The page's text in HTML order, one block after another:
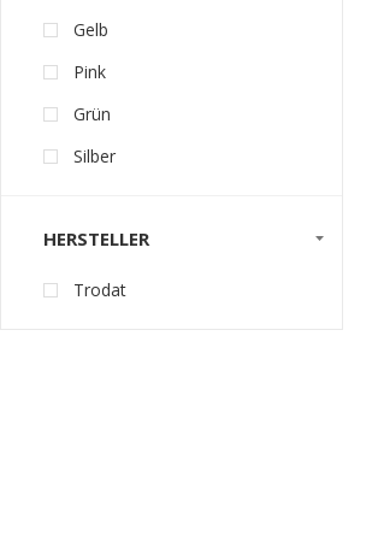
Gelb
Pink
Grün
Silber
HERSTELLER
Trodat